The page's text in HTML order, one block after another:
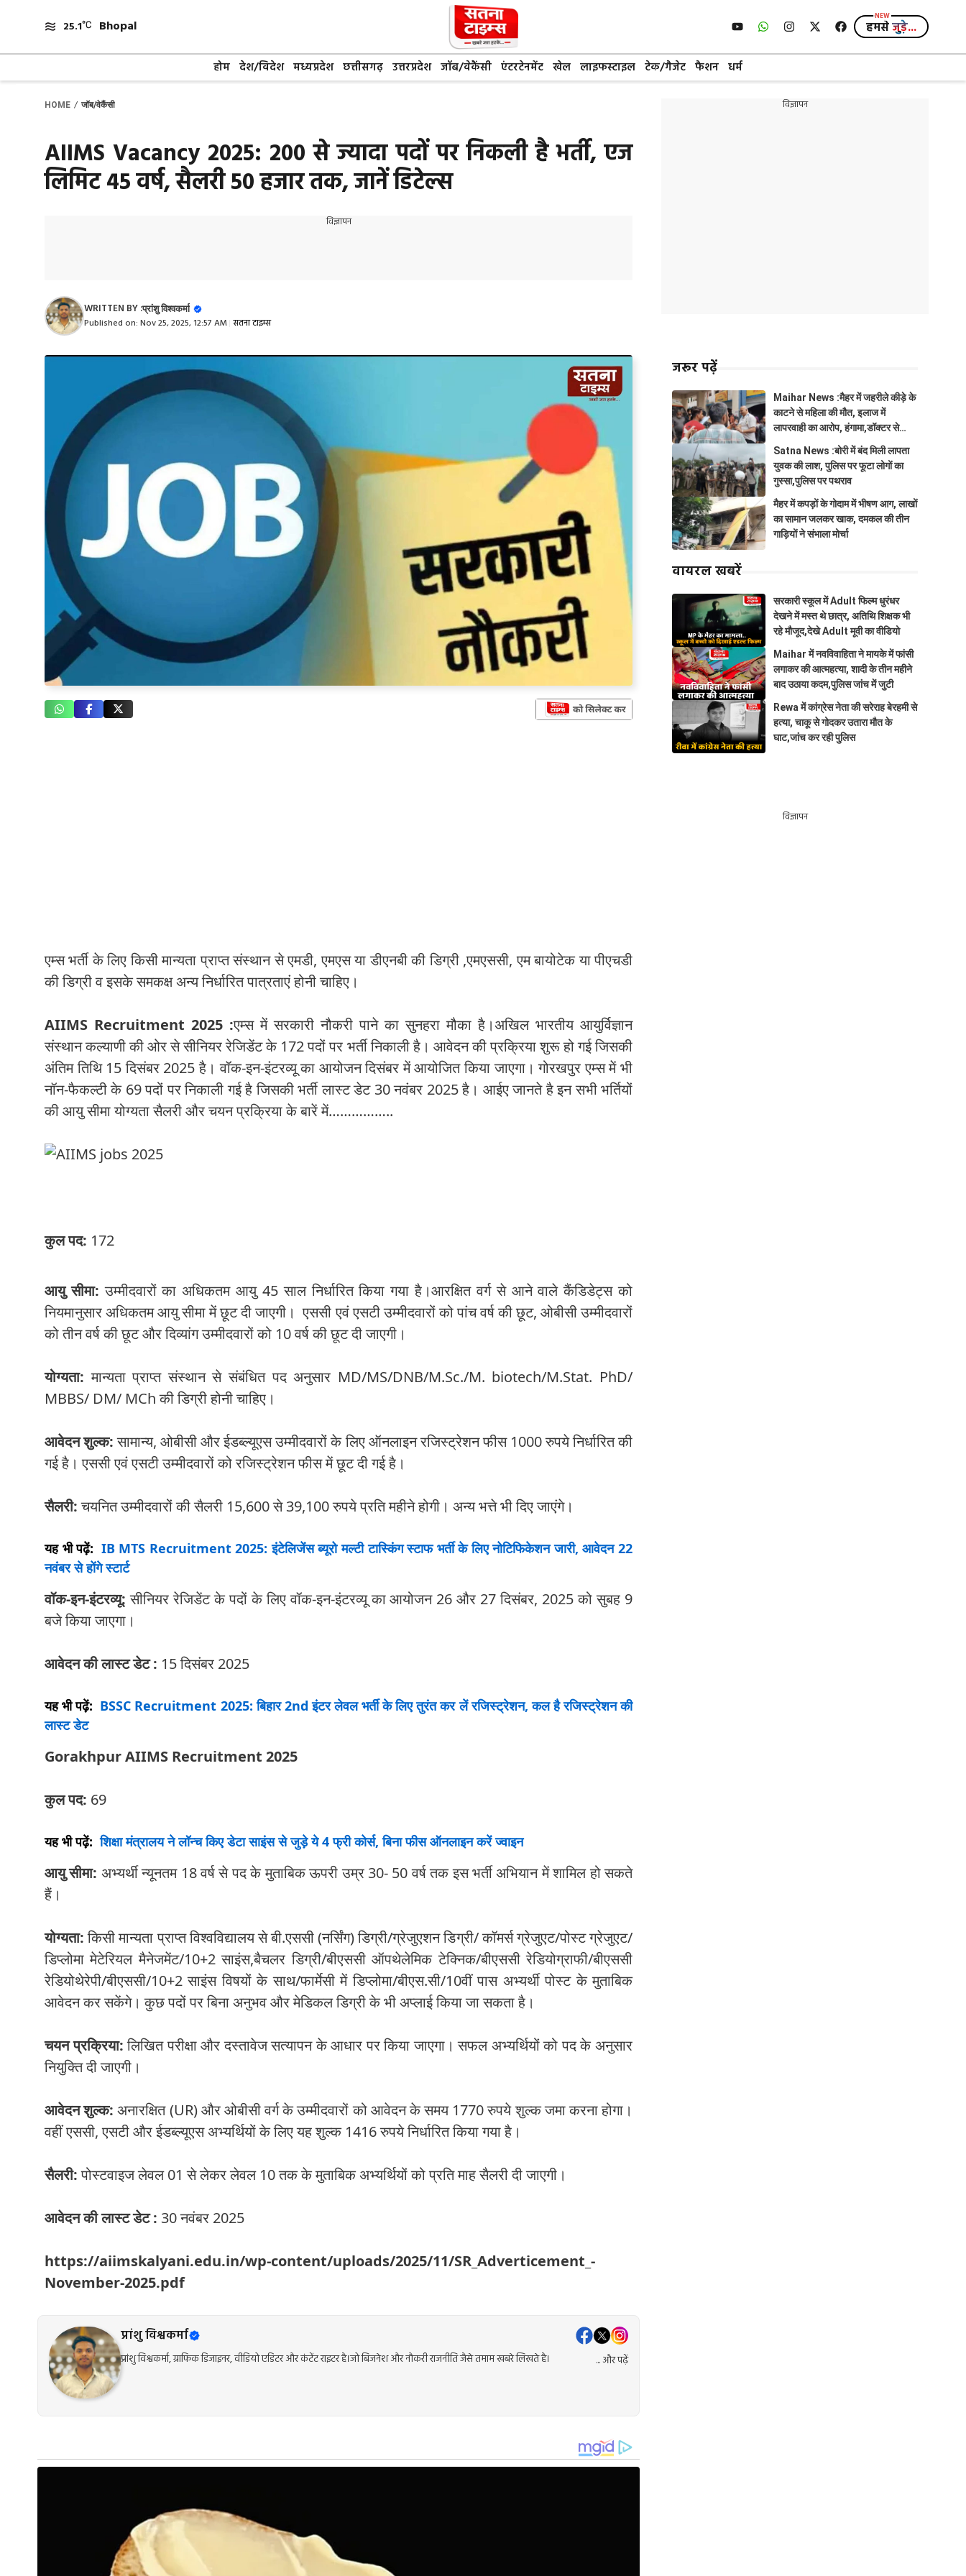
content
25.1 Bhopal हमसेजुड़े...
होम देश/विदेश मध्यप्रदेश छत्तीसगढ़ उत्तरप्रदेश जॉब/वेकैंसी एंटरटेनमेंट खेल लाइफस्टाइल टेक/गैजेट फैशन धर्म
HOME / जॉब/वेकैंसी
AIIMS Vacancy 2025: 200 से ज्यादा पदों पर निकली है भर्ती, एज
लिमिट 45 वर्ष, सैलरी 50 हजार तक, जानें डिटेल्स
विज्ञापन
WRITTEN BY :प्रांशु विश्वकर्मा
Published on: Nov 25, 2025, 12:57 AM सतना टाइम्स
एम्स भर्ती के लिए किसी मान्यता प्राप्त संस्थान से एमडी, एमएस या डीएनबी की डिग्री ,एमएससी, एम बायोटेक या पीएचडी
की डिग्री व इसके समकक्ष अन्य निर्धारित पात्रताएं होनी चाहिए।
AIIMS Recruitment 2025 :एम्स में सरकारी नौकरी पाने का सुनहरा मौका है।अखिल भारतीय आयुर्विज्ञान
संस्थान कल्याणी की ओर से सीनियर रेजिडेंट के 172 पदों पर भर्ती निकाली है। आवेदन की प्रक्रिया शुरू हो गई जिसकी
अंतिम तिथि 15 दिसंबर 2025 है। वॉक-इन-इंटरव्यू का आयोजन दिसंबर में आयोजित किया जाएगा। गोरखपुर एम्स में भी
नॉन-फैकल्टी के 69 पदों पर निकाली गई है जिसकी भर्ती लास्ट डेट 30 नवंबर 2025 है। आईए जानते है इन सभी भर्तियों
की आयु सीमा योग्यता सैलरी और चयन प्रक्रिया के बारें में……………..
कुल पद: 172
आयु सीमा: उम्मीदवारों का अधिकतम आयु 45 साल निर्धारित किया गया है।आरक्षित वर्ग से आने वाले कैंडिडेट्स को
नियमानुसार अधिकतम आयु सीमा में छूट दी जाएगी। एससी एवं एसटी उम्मीदवारों को पांच वर्ष की छूट, ओबीसी उम्मीदवारों
को तीन वर्ष की छूट और दिव्यांग उम्मीदवारों को 10 वर्ष की छूट दी जाएगी।
योग्यता: मान्यता प्राप्त संस्थान से संबंधित पद अनुसार MD/MS/DNB/M.Sc./M. biotech/M.Stat. PhD/
MBBS/ DM/ MCh की डिग्री होनी चाहिए।
आवेदन शुल्क:सामान्य, ओबीसी और ईडब्ल्यूएस उम्मीदवारों के लिए ऑनलाइन रजिस्ट्रेशन फीस 1000 रुपये निर्धारित की
गई है। एससी एवं एसटी उम्मीदवारों को रजिस्ट्रेशन फीस में छूट दी गई है।
सैलरी:चयनित उम्मीदवारों की सैलरी 15,600 से 39,100 रुपये प्रति महीने होगी। अन्य भत्ते भी दिए जाएंगे।
यह भी पढ़ें: IB MTS Recruitment 2025: इंटेलिजेंस ब्यूरो मल्टी टास्किंग स्टाफ भर्ती के लिए नोटिफिकेशन जारी, आवेदन 22
नवंबर से होंगे स्टार्ट
वॉक-इन-इंटरव्यू: सीनियर रेजिडेंट के पदों के लिए वॉक-इन-इंटरव्यू का आयोजन 26 और 27 दिसंबर, 2025 को सुबह 9
बजे किया जाएगा।
आवेदन की लास्ट डेट : 15 दिसंबर 2025
यह भी पढ़ें: BSSC Recruitment 2025: बिहार 2nd इंटर लेवल भर्ती के लिए तुरंत कर लें रजिस्ट्रेशन, कल है रजिस्ट्रेशन की
लास्ट डेट
Gorakhpur AIIMS Recruitment 2025
कुल पद: 69
यह भी पढ़ें: शिक्षा मंत्रालय ने लॉन्च किए डेटा साइंस से जुड़े ये 4 फ्री कोर्स, बिना फीस ऑनलाइन करें ज्वाइन
आयु सीमा: अभ्यर्थी न्यूनतम 18 वर्ष से पद के मुताबिक ऊपरी उम्र 30- 50 वर्ष तक इस भर्ती अभियान में शामिल हो सकते
हैं।
योग्यता:किसी मान्यता प्राप्त विश्वविद्यालय से बी.एससी (नर्सिंग) डिग्री/ग्रेजुएशन डिग्री/ कॉमर्स ग्रेजुएट/पोस्ट ग्रेजुएट/
डिप्लोमा मेटेरियल मैनेजमेंट/10+2 साइंस,बैचलर डिग्री/बीएससी ऑपथेलेमिक टेक्निक/बीएससी रेडियोग्राफी/बीएससी
रेडियोथेरेपी/बीएससी/10+2 साइंस विषयों के साथ/फार्मेसी में डिप्लोमा/बीएस.सी/10वीं पास अभ्यर्थी पोस्ट के मुताबिक
आवेदन कर सकेंगे। कुछ पदों पर बिना अनुभव और मेडिकल डिग्री के भी अप्लाई किया जा सकता है।
चयन प्रक्रिया:लिखित परीक्षा और दस्तावेज सत्यापन के आधार पर किया जाएगा। सफल अभ्यर्थियों को पद के अनुसार
नियुक्ति दी जाएगी।
आवेदन शुल्क: अनारक्षित (UR) और ओबीसी वर्ग के उम्मीदवारों को आवेदन के समय 1770 रुपये शुल्क जमा करना होगा।
वहीं एससी, एसटी और ईडब्ल्यूएस अभ्यर्थियों के लिए यह शुल्क 1416 रुपये निर्धारित किया गया है।
सैलरी:पोस्टवाइज लेवल 01 से लेकर लेवल 10 तक के मुताबिक अभ्यर्थियों को प्रति माह सैलरी दी जाएगी।
आवेदन की लास्ट डेट : 30 नवंबर 2025
https://aiimskalyani.edu.in/wp-content/uploads/2025/11/SR_Adverticement_-
November-2025.pdf
प्रांशु विश्वकर्मा
प्रांशु विश्वकर्मा, ग्राफिक डिजाइनर, वीडियो एडिटर और कंटेंट राइटर है।जो बिजनेश और नौकरी राजनीति जैसे तमाम खबरे लिखते है। ... और पढ़ें
विज्ञापन
जरूर पढ़ें
Maihar News :मैहर में जहरीले कीड़े के
काटने से महिला की मौत, इलाज में
लापरवाही का आरोप, हंगामा,डॉक्टर से
Satna News :बोरी में बंद मिली लापता
युवक की लाश, पुलिस पर फूटा लोगों का
गुस्सा,पुलिस पर पथराव
मैहर में कपड़ों के गोदाम में भीषण आग, लाखों
का सामान जलकर खाक, दमकल की तीन
गाड़ियों ने संभाला मोर्चा
वायरल खबरें
सरकारी स्कूल में Adult फिल्म धुरंधर
देखने में मस्त थे छात्र, अतिथि शिक्षक भी
रहे मौजूद,देखे Adult मूवी का वीडियो
Maihar में नवविवाहिता ने मायके में फांसी
लगाकर की आत्महत्या, शादी के तीन महीने
बाद उठाया कदम,पुलिस जांच में जुटी
Rewa में कांग्रेस नेता की सरेराह बेरहमी से
हत्या, चाकू से गोदकर उतारा मौत के
घाट,जांच कर रही पुलिस
विज्ञापन